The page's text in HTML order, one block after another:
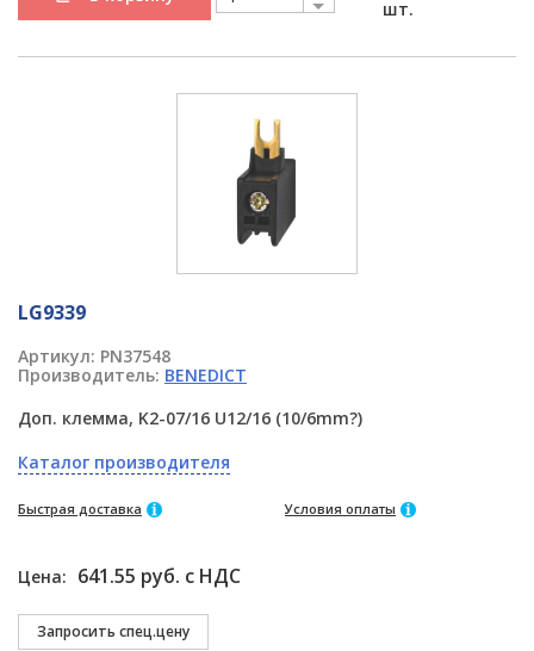
шт.
LG9339
Артикул: PN37548
Производитель: BENEDICT
Доп. клемма, K2-07/16 U12/16 (10/6mm?)
Каталог производителя
Быстрая доставка Условия оплаты
Цена: 641.55 руб. с НДС